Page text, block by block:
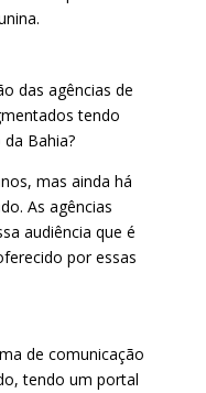
das agências de
tendo
Bahia?
mas ainda há
As agências
audiência que é
por essas
de comunicação
tendo um portal